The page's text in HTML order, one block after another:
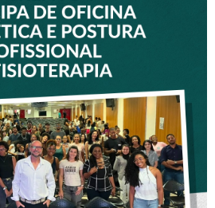
DO
7 PARTICIPA DE
ÉTICA E
PROFISSIONAL